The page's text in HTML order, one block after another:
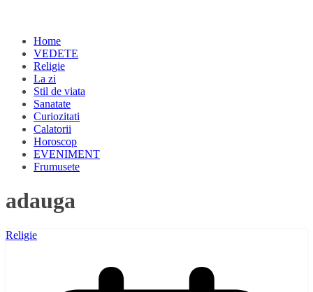
Home
VEDETE
Religie
La zi
Stil de viata
Sanatate
Curiozitati
Calatorii
Horoscop
EVENIMENT
Frumusete
adauga
Religie